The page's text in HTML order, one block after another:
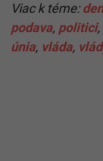
Viac k téme:
podava, politici,
únia, vláda,